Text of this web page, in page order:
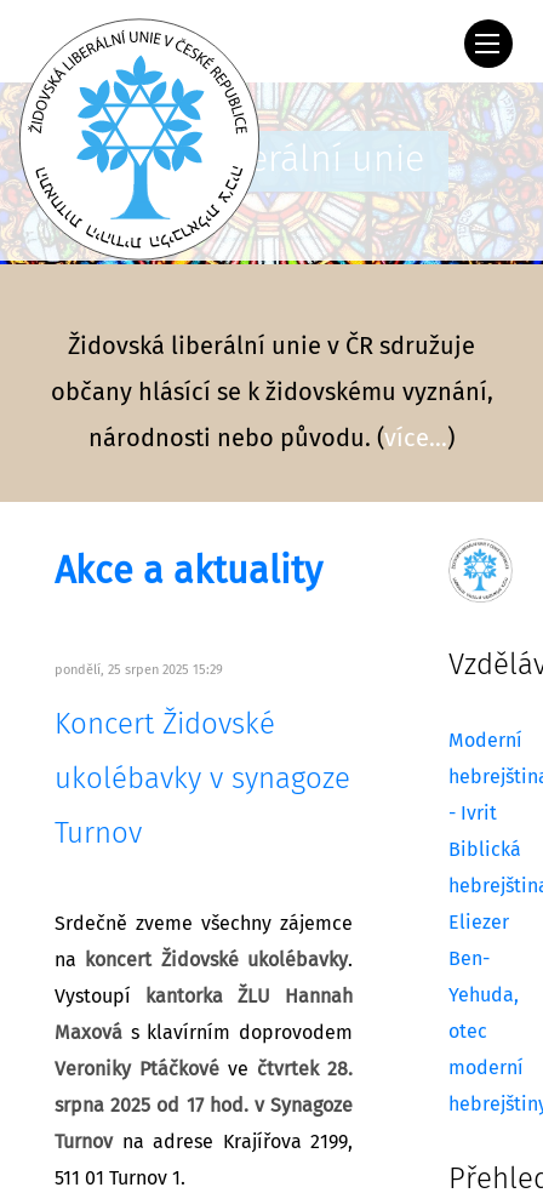
Židovská liberální unie
Židovská liberální unie v ČR sdružuje
občany hlásící se k židovskému vyznání,
národnosti nebo původu. (více...)
Akce a aktuality
pondělí, 25 srpen 2025 15:29
Koncert Židovské
ukolébavky v synagoze
Turnov
Srdečně zveme všechny zájemce
na
koncert Židovské ukolébavky.
Vystoupí
kantorka ŽLU Hannah
Maxová s klavírním doprovodem
Veroniky Ptáčkové ve čtvrtek 28.
srpna 2025 od 17 hod. v Synagoze
Turnovna adrese Krajířova 2199,
511 01 Turnov 1.
Moderní
- Ivrit
Biblická
Eliezer
Ben-
Yehuda,
otec
moderní